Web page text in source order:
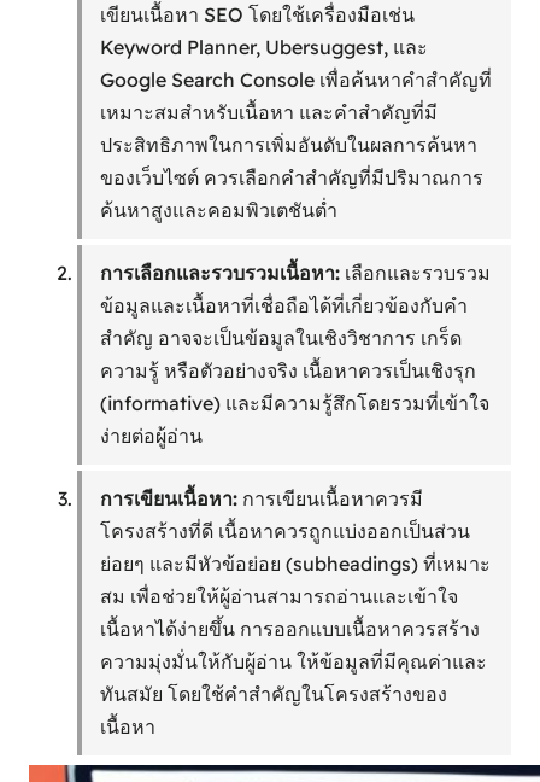
เขียนเนื้อหา SEO โดยใช้เครื่องมือเช่น
Keyword Planner, Ubersuggest, และ
Google Search Console เพื่อค้นหาคำสำคัญที่
เหมาะสมสำหรับเนื้อหา และคำสำคัญที่มี
ประสิทธิภาพในการเพิ่มอันดับในผลการค้นหา
ของเว็บไซต์ ควรเลือกคำสำคัญที่มีปริมาณการ
ค้นหาสูงและคอมพิวเตชันต่ำ
การเลือกและรวบรวมเนื้อหา: เลือกและรวบรวม
ข้อมูลและเนื้อหาที่เชื่อถือได้ที่เกี่ยวข้องกับคำ
สำคัญ อาจจะเป็นข้อมูลในเชิงวิชาการ เกร็ด
ความรู้ หรือตัวอย่างจริง เนื้อหาควรเป็นเชิงรุก
(informative) และมีความรู้สึกโดยรวมที่เข้าใจ
ง่ายต่อผู้อ่าน
การเขียนเนื้อหา: การเขียนเนื้อหาควรมี
โครงสร้างที่ดี เนื้อหาควรถูกแบ่งออกเป็นส่วน
ย่อยๆ และมีหัวข้อย่อย (subheadings) ที่เหมาะ
สม เพื่อช่วยให้ผู้อ่านสามารถอ่านและเข้าใจ
เนื้อหาได้ง่ายขึ้น การออกแบบเนื้อหาควรสร้าง
ความมุ่งมั่นให้กับผู้อ่าน ให้ข้อมูลที่มีคุณค่าและ
ทันสมัย โดยใช้คำสำคัญในโครงสร้างของ
เนื้อหา